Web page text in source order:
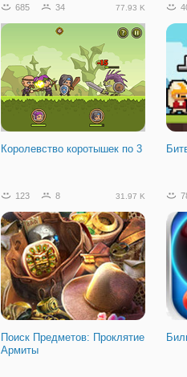
Ковбои и Зомби. Прибытие
685 34 77.93 K
Королевство коротышек по 3
123 8 31.97 K
Поиск Предметов: Проклятие
Армиты